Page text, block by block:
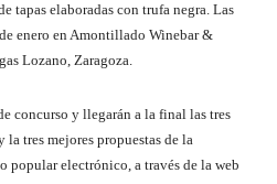
tapas elaboradas con trufa negra. Las
enero en Amontillado Winebar &
Lozano, Zaragoza.
concurso y llegarán a la final las tres
la tres mejores propuestas de la
popular electrónico, a través de la web